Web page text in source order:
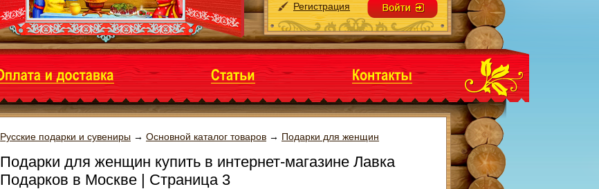
Регистрация
Русские подарки и сувениры → Основной каталог товаров → Подарки для женщин
Подарки для женщин купить в интернет-магазине Лавка
Подарков в Москве | Страница 3